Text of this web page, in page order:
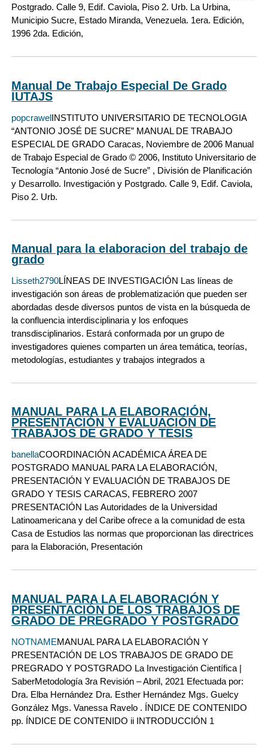
Postgrado. Calle 9, Edif. Caviola, Piso 2. Urb. La Urbina,
Municipio Sucre, Estado Miranda, Venezuela. 1era. Edición,
1996 2da. Edición,
Manual De Trabajo Especial De Grado
IUTAJS
popcrawelINSTITUTO UNIVERSITARIO DE TECNOLOGIA
“ANTONIO JOSÉ DE SUCRE” MANUAL DE TRABAJO
ESPECIAL DE GRADO Caracas, Noviembre de 2006 Manual
de Trabajo Especial de Grado © 2006, Instituto Universitario de
Tecnología “Antonio José de Sucre” , División de Planificación
y Desarrollo. Investigación y Postgrado. Calle 9, Edif. Caviola,
Piso 2. Urb.
Manual para la elaboracion del trabajo de
grado
Lisseth2790LÍNEAS DE INVESTIGACIÓN Las líneas de
investigación son áreas de problematización que pueden ser
abordadas desde diversos puntos de vista en la búsqueda de
la confluencia interdisciplinaria y los enfoques
transdisciplinarios. Estará conformada por un grupo de
investigadores quienes comparten un área temática, teorías,
metodologías, estudiantes y trabajos integrados a
MANUAL PARA LA ELABORACIÓN,
PRESENTACIÓN Y EVALUACIÓN DE
TRABAJOS DE GRADO Y TESIS
banellaCOORDINACIÓN ACADÉMICA ÁREA DE
POSTGRADO MANUAL PARA LA ELABORACIÓN,
PRESENTACIÓN Y EVALUACIÓN DE TRABAJOS DE
GRADO Y TESIS CARACAS, FEBRERO 2007
PRESENTACIÓN Las Autoridades de la Universidad
Latinoamericana y del Caribe ofrece a la comunidad de esta
Casa de Estudios las normas que proporcionan las directrices
para la Elaboración, Presentación
MANUAL PARA LA ELABORACIÓN Y
PRESENTACIÓN DE LOS TRABAJOS DE
GRADO DE PREGRADO Y POSTGRADO
NOTNAMEMANUAL PARA LA ELABORACIÓN Y
PRESENTACIÓN DE LOS TRABAJOS DE GRADO DE
PREGRADO Y POSTGRADO La Investigación Científica |
SaberMetodología 3ra Revisión – Abril, 2021 Efectuada por:
Dra. Elba Hernández Dra. Esther Hernández Mgs. Guelcy
González Mgs. Vanessa Ravelo . ÍNDICE DE CONTENIDO
pp. ÍNDICE DE CONTENIDO ii INTRODUCCIÓN 1